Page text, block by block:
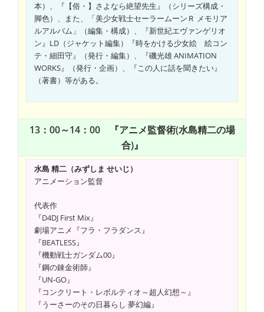
本）、『【俗・】さよなら絶望先生』（シリーズ構成・
脚色）、また、「美少女戦士セーラームーンＲ メモリア
ルアルバム」（編集・構成）、『新世紀エヴァンゲリオ
ン』LD（ジャケット編集）『時をかける少女絵 絵コン
テ・細田守』（発行・編集）、『磯光雄 ANIMATION
WORKS』（発行・企画）、『この人に話を聞きたい』
（著書）等がある。
13：00～14：00 『アニメ監督術(水島精二の場
合)』
水島 精二（みずしま せいじ）
アニメーション監督
代表作
『D4DJ First Mix』
劇場アニメ『フラ・フラダンス』
『BEATLESS』
『機動戦士ガンダム00』
『鋼の錬金術師』
『UN-GO』
『コンクリート・レボルティオ～超人幻想～』
『うーさーのその日暮らし 夢幻編』